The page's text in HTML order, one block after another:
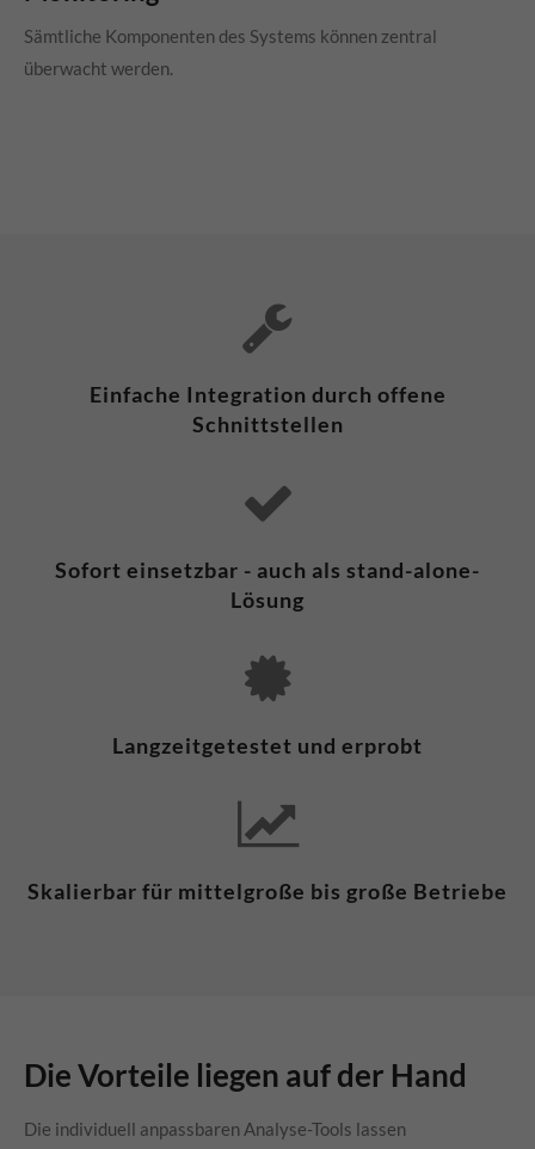
Sämtliche Komponenten des Systems können zentral
überwacht werden.
Einfache Integration durch offene
Schnittstellen
Sofort einsetzbar - auch als stand-alone-
Lösung
Langzeitgetestet und erprobt
Skalierbar für mittelgroße bis große Betriebe
Die Vorteile liegen auf der Hand
Die individuell anpassbaren Analyse-Tools lassen